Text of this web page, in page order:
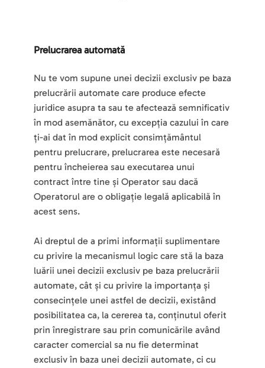
Prelucrarea automată
Nu te vom supune unei decizii exclusiv pe baza
prelucrării automate care produce efecte
juridice asupra ta sau te afectează semnificativ
în mod asemănător, cu excepția cazului în care
ți-ai dat în mod explicit consimțământul
pentru prelucrare, prelucrarea este necesară
pentru încheierea sau executarea unui
contract între tine și Operator sau dacă
Operatorul are o obligație legală aplicabilă în
acest sens.
Ai dreptul de a primi informații suplimentare
cu privire la mecanismul logic care stă la baza
luării unei decizii exclusiv pe baza prelucrării
automate, cât și cu privire la importanța și
consecințele unei astfel de decizii, existând
posibilitatea ca, la cererea ta, conținutul oferit
prin înregistrare sau prin comunicările având
caracter comercial sa nu fie determinat
exclusiv în baza unei decizii automate, ci cu